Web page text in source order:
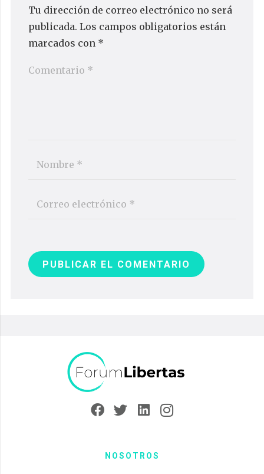
Tu dirección de correo electrónico no será
publicada. Los campos obligatorios están
marcados con *
PUBLICAR EL COMENTARIO
NOSOTROS